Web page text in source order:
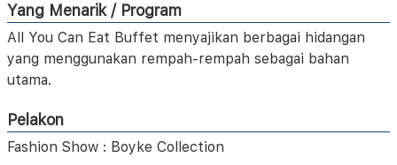
Yang Menarik / Program
All You Can Eat Buffet menyajikan berbagai hidangan
yang menggunakan rempah-rempah sebagai bahan
utama.
Pelakon
Fashion Show : Boyke Collection